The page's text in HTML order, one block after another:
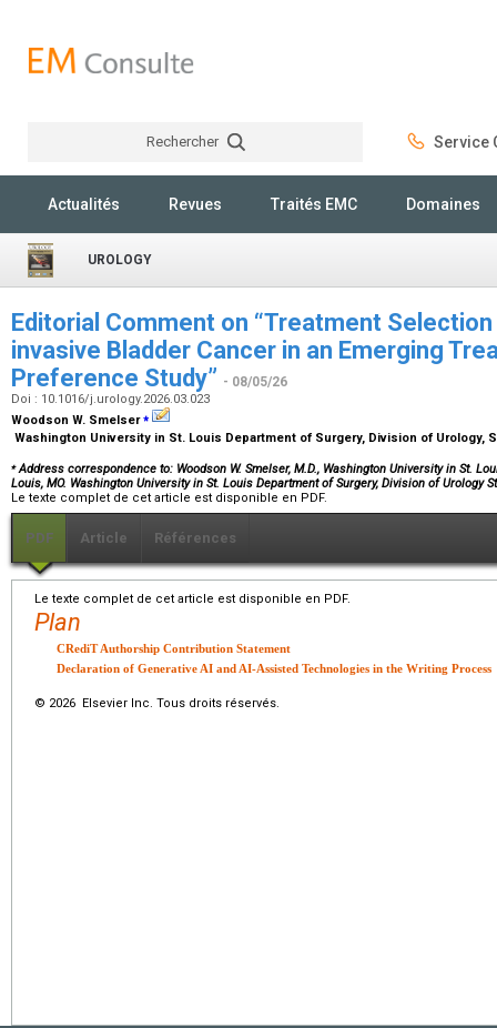
Rechercher Service
Actualités Revues Traités EMC Domaines
UROLOGY
Editorial Comment on “Treatment
invasive Bladder Cancer in an Emerging
Preference Study” - 08/05/26
Doi : 10.1016/j.urology.2026.03.023
Woodson W. Smelser⁎
Washington University in St. Louis Department of Surgery, Division of Urology,
⁎Address correspondence to: Woodson W. Smelser, M.D., Washington University in St.
Louis, MO. Washington University in St. Louis Department of Surgery, Division of Urology
Le texte complet de cet article est disponible en PDF.
PDF Article Références
Le texte complet de cet article est disponible en PDF.
Plan
CRediT Authorship Contribution Statement
Declaration of Generative AI and AI-Assisted Technologies in the Writing Process
© 2026 Elsevier Inc. Tous droits réservés.